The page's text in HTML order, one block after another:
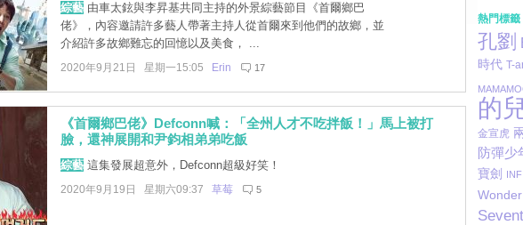
綜藝由車太鉉與李昇基共同主持的外景綜藝節目《首爾鄉巴
佬》，內容邀請許多藝人帶著主持人從首爾來到他們的故鄉，並
介紹許多故鄉難忘的回憶以及美食， ...
2020年9月21日 星期一15:05 Erin 17
《首爾鄉巴佬》Defconn喊：「全州人才不吃拌飯！」馬上被打
臉，還神展開和尹鈞相弟弟吃飯
綜藝這集發展超意外，Defconn超級好笑！
2020年9月19日 星期六09:37 草莓 5
熱門標籤
孔劉
時代 T-
的
金宣虎
防彈少
寶劍